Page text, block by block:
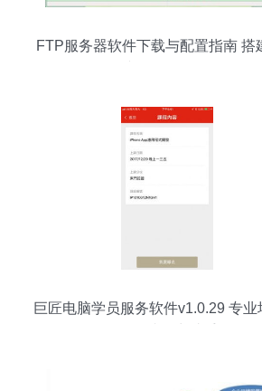
FTP服务器软件下载与配置指南 搭
巨匠电脑学员服务软件v1.0.29 专业